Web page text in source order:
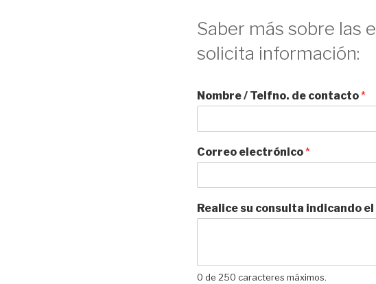
Saber más sobre las
solicita información:
Nombre / Telfno. de contacto*
Correo electrónico*
Realice su consulta indicando
0 de 250 caracteres máximos.